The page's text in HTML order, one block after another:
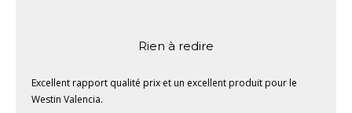
Rien à redire
Excellent rapport qualité prix et un excellent produit pour le
Westin Valencia.